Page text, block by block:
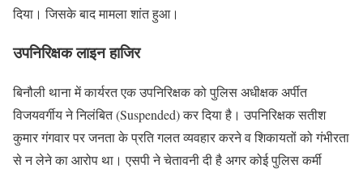
दिया। जिसके बाद मामला शांत हुआ।
उपनिरिक्षक लाइन हाजिर
बिनौली थाना में कार्यरत एक उपनिरिक्षक को पुलिस अधीक्षक अर्पीत
विजयवर्गीय ने निलंबित (Suspended) कर दिया है। उपनिरिक्षक सतीश
कुमार गंगवार पर जनता के प्रति गलत व्यवहार करने व शिकायतों को गंभीरता
से न लेने का आरोप था। एसपी ने चेतावनी दी है अगर कोई पुलिस कर्मी